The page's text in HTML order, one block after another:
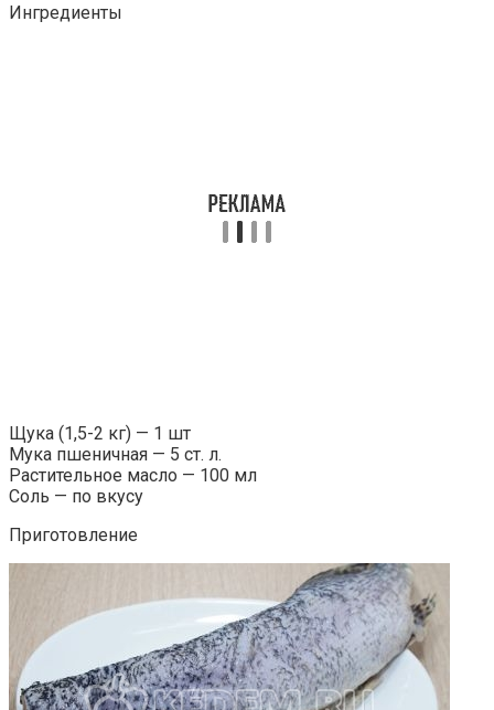
Ингредиенты
Щука (1,5-2 кг) — 1 шт
Мука пшеничная — 5 ст. л.
Растительное масло — 100 мл
Соль — по вкусу
Приготовление